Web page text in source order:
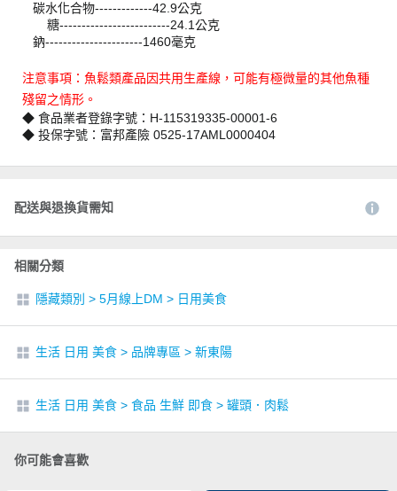
碳水化合物-------------42.9公克
糖-------------------------24.1公克
鈉----------------------1460毫克
注意事項：魚鬆類產品因共用生產線，可能有極微量的其他魚種
殘留之情形。
◆ 食品業者登錄字號：H-115319335-00001-6
◆ 投保字號：富邦產險 0525-17AML0000404
配送與退換貨需知
相關分類
隱藏類別 > 5月線上DM > 日用美食
生活 日用 美食 > 品牌專區 > 新東陽
生活 日用 美食 > 食品 生鮮 即食 > 罐頭．肉鬆
你可能會喜歡